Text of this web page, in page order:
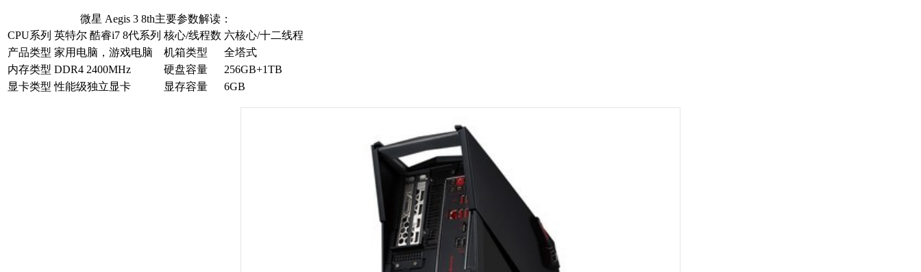
微星 Aegis 3 8th主要参数解读：
CPU系列 英特尔 酷睿i7 8代系列 核心/线程数 六核心/十二线程
产品类型 家用电脑，游戏电脑 机箱类型
全塔式
内存类型 DDR4 2400MHz 硬盘容量
256GB+1TB
显卡类型 性能级独立显卡 显存容量 6GB